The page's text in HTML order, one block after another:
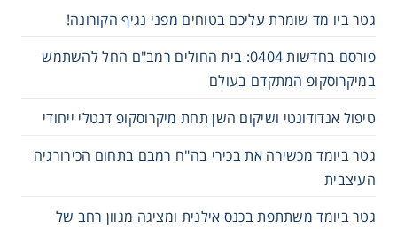
גטר ביו מד שומרת עליכם בטוחים מפני נגיף הקורונה!
פורסם בחדשות 0404: בית החולים רמב"ם החל להשתמש
במיקרוסקופ המתקדם בעולם
טיפול אנדודונטי ושיקום השן תחת מיקרוסקופ דנטלי ייחודי
גטר ביומד מכשירה את בכירי בה"ח רמבם בתחום הכירורגיה
העיצבית
גטר ביומד משתתפת בכנס אילנית ומציגה מגוון רחב של